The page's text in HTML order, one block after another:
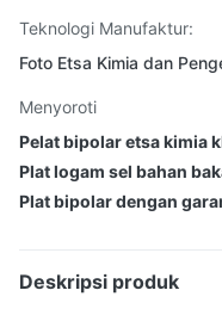
Teknologi Manufaktur:
Foto Etsa Kimia dan
Menyoroti
Pelat bipolar etsa kimia
Plat logam sel bahan
Plat bipolar dengan
Deskripsi produk